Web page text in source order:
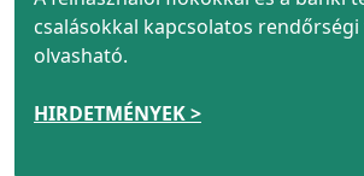
csalásokkal kapcsolatos
olvasható.
HIRDETMÉNYEK >